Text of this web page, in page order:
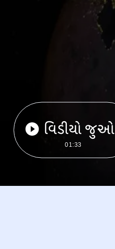
વિડીયો જુઓ
01:33